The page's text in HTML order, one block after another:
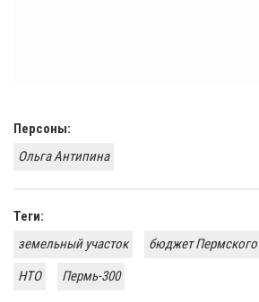
Персоны:
Ольга Антипина
Теги:
земельный участок
бюджет Пермского
НТО
Пермь-300